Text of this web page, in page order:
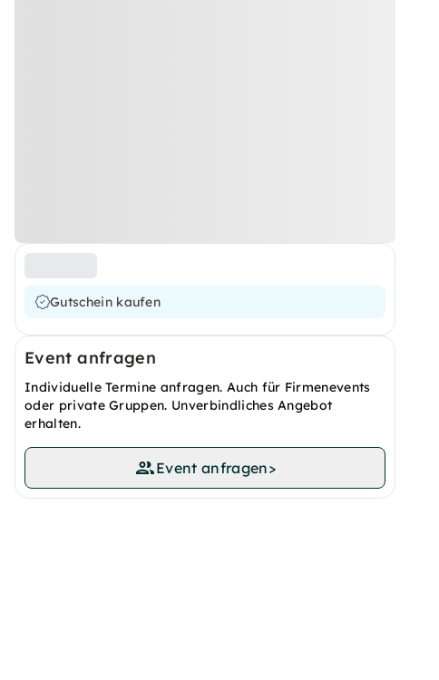
Gutschein kaufen
Event anfragen
Individuelle Termine anfragen. Auch für Firmenevents
oder private Gruppen. Unverbindliches Angebot
erhalten.
Event anfragen>